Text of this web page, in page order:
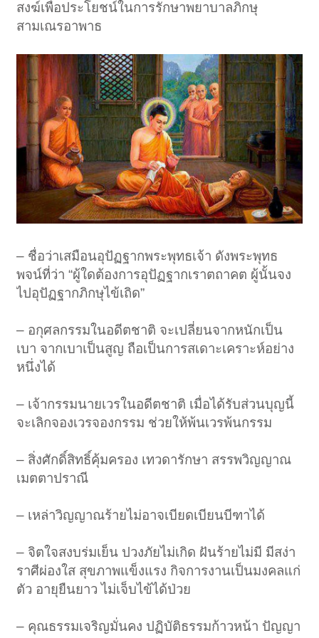
สงฆ์เพื่อประโยชน์ในการรักษาพยาบาลภิกษุ
สามเณรอาพาธ
– ชื่อว่าเสมือนอุปัฏฐากพระพุทธเจ้า ดังพระพุทธ
พจน์ที่ว่า “ผู้ใดต้องการอุปัฏฐากเราตถาคต ผู้นั้นจง
ไปอุปัฏฐากภิกษุไข้เถิด”
– อกุศลกรรมในอดีตชาติ จะเปลี่ยนจากหนักเป็น
เบา จากเบาเป็นสูญ ถือเป็นการสเดาะเคราะห์อย่าง
หนึ่งได้
– เจ้ากรรมนายเวรในอดีตชาติ เมื่อได้รับส่วนบุญนี้
จะเลิกจองเวรจองกรรม ช่วยให้พ้นเวรพ้นกรรม
– สิ่งศักดิ์สิทธิ์คุ้มครอง เทวดารักษา สรรพวิญญาณ
เมตตาปราณี
– เหล่าวิญญาณร้ายไม่อาจเบียดเบียนบีฑาได้
– จิตใจสงบร่มเย็น ปวงภัยไม่เกิด ฝันร้ายไม่มี มีสง่า
ราศีผ่องใส สุขภาพแข็งแรง กิจการงานเป็นมงคลแก่
ตัว อายุยืนยาว ไม่เจ็บไข้ได้ป่วย
– คุณธรรมเจริญมั่นคง ปฏิบัติธรรมก้าวหน้า ปัญญา